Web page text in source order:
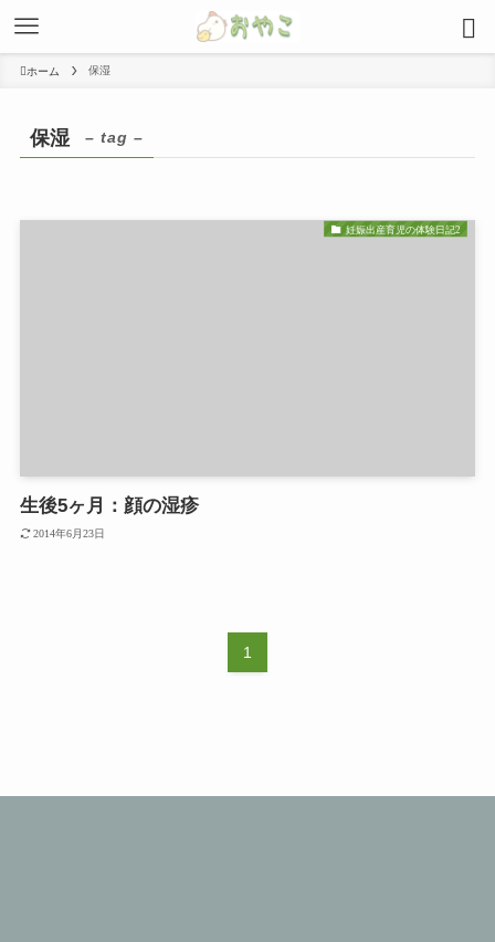
ホーム 保湿
保湿 – tag –
妊娠出産育児の体験日記2
生後5ヶ月：顔の湿疹
2014年6月23日
1